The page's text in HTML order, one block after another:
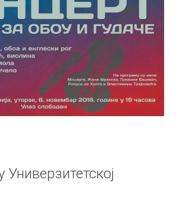
Универзитетској